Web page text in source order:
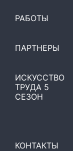
РАБОТЫ
ПАРТНЕРЫ
КОНТАКТЫ
ИСКУССТВО
ТРУДА 5
СЕЗОН